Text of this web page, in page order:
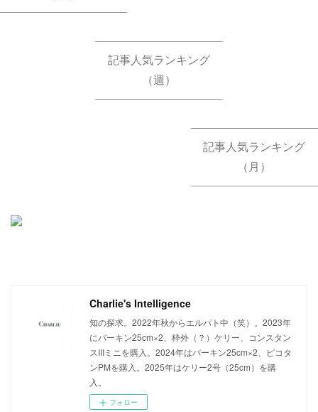
記事人気ランキング
（週）
記事人気ランキング
（月）
Charlie's Intelligence
知の探求。2022年秋からエルパト中（笑）。2023年
にバーキン25cm×2、枠外（？）ケリー、コンスタン
スIIIミニを購入。2024年はバーキン25cm×2、ピコタ
ンPMを購入。2025年はケリー2号（25cm）を購
入。
フォロー